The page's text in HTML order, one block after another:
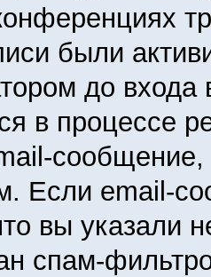
были
до
в процессе
Если email-
вы указали
спам-